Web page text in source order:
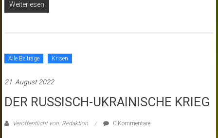
Weiterlesen
Alle Beiträge Krisen
21. August 2022
DER RUSSISCH-UKRAINISCHE KRIEG
Veröffentlicht von: Redaktion 0 Kommentare